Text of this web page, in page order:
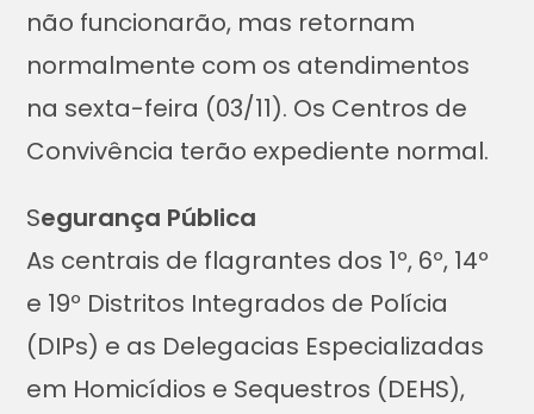
não funcionarão, mas retornam
normalmente com os atendimentos
na sexta-feira (03/11). Os Centros de
Convivência terão expediente normal.
Segurança Pública
As centrais de flagrantes dos 1º, 6º, 14º
e 19º Distritos Integrados de Polícia
(DIPs) e as Delegacias Especializadas
em Homicídios e Sequestros (DEHS),